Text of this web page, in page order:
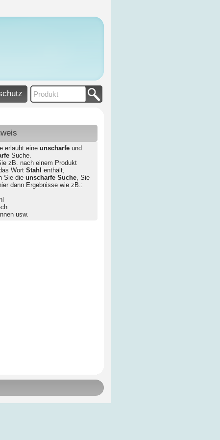
erlaubt eine unscharfe und
Suche.
zB. nach einem Produkt
Wort Stahl enthält,
Sie die unscharfe Suche, Sie
dann Ergebnisse wie zB.:
usw.